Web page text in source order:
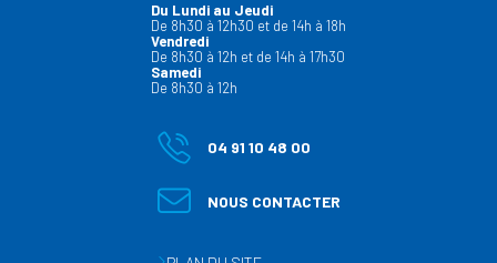
Du Lundi au Jeudi
De 8h30 à 12h30 et de 14h à 18h
Vendredi
De 8h30 à 12h et de 14h à 17h30
Samedi
De 8h30 à 12h
04 91 10 48 00
NOUS CONTACTER